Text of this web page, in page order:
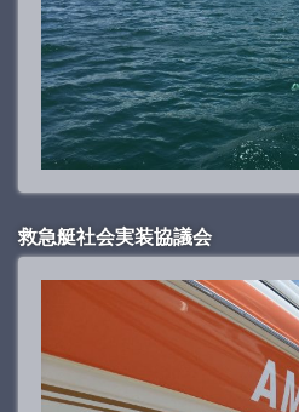
救急艇社会実装協議会